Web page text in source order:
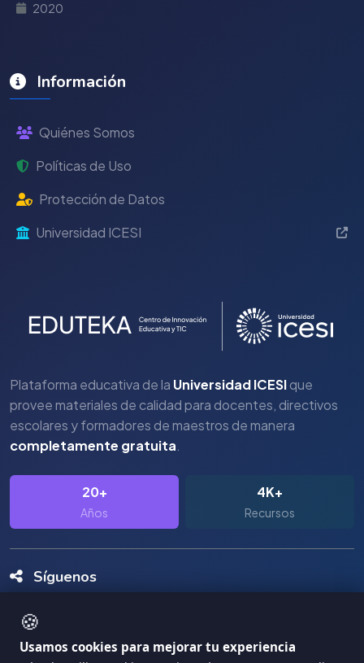
🍪
Usamos cookies para mejorar tu experiencia
2020
Información
Quiénes Somos
Políticas de Uso
Protección de Datos
Universidad ICESI
Plataforma educativa de la Universidad ICESIque
provee materiales de calidad para docentes, directivos
escolares y formadores de maestros de manera
completamente gratuita.
20+
Años
4K+
Recursos
Síguenos